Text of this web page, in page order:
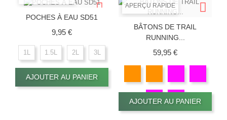
POCHES À EAU SD51
9,95 €Prix
1L 1.5L 2L 3L
AJOUTER AU PANIER
APERÇU RAPIDE
BÂTONS DE TRAIL
RUNNING...
59,95 €Prix
AJOUTER AU PANIER